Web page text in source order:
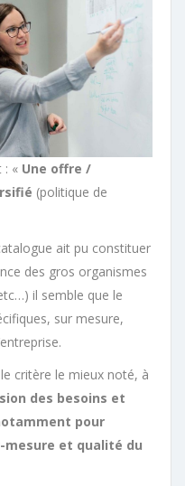
: « Une offre /
(politique de
ait pu constituer
des gros organismes
il semble que le
sur mesure,
critère le mieux noté, à
des besoins et
pour
mesure et qualité du